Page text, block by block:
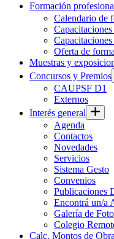
Formación
Calendario de
Oferta de
Muestras y
Concursos y Premios
CAUPSF D1
Externos
Interés general
Agenda
Contactos
Novedades
Servicios
Sistema Gesto
Convenios
Publicaciones
Encontrá un/a
Galería de
Colegio
Calc. Montos de Obra